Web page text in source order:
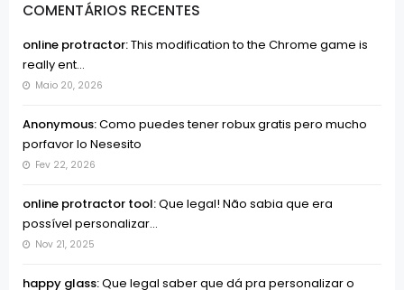
COMENTÁRIOS RECENTES
online protractor:This modification to the Chrome game is
really ent...
Maio 20, 2026
Anonymous:Como puedes tener robux gratis pero mucho
porfavor lo Nesesito
Fev 22, 2026
online protractor tool:Que legal! Não sabia que era
possível personalizar...
Nov 21, 2025
happy glass:Que legal saber que dá pra personalizar o